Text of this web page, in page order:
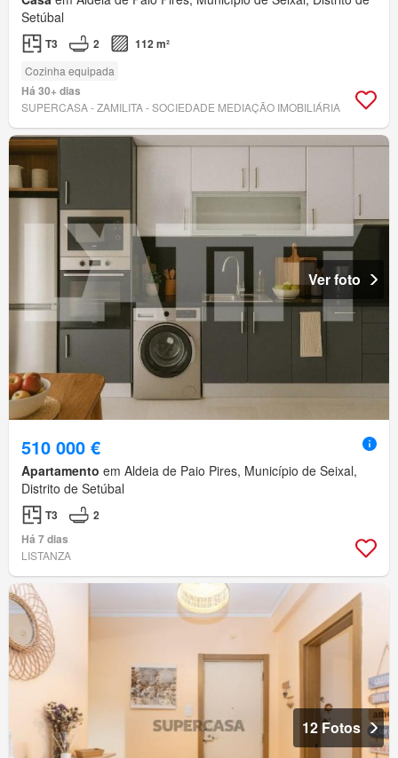
Setúbal
T3 2 112 m²
Cozinha equipada
Há 30+ dias
SUPERCASA - ZAMILITA - SOCIEDADE MEDIAÇÃO IMOBILIÁRIA
Ver foto
510 000 €
Apartamento em Aldeia de Paio Pires, Município de Seixal,
Distrito de Setúbal
T3
2
Há 7 dias
LISTANZA
12 Fotos